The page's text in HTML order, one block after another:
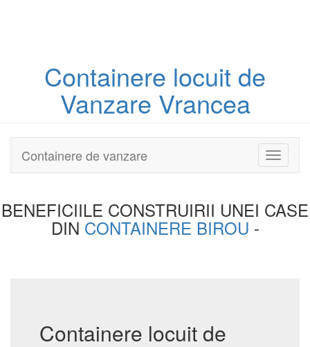
Containere locuit de
Vanzare Vrancea
Toggle
Containere de vanzare
BENEFICIILE CONSTRUIRII UNEI CASE
DIN CONTAINERE BIROU -
Containere locuit de